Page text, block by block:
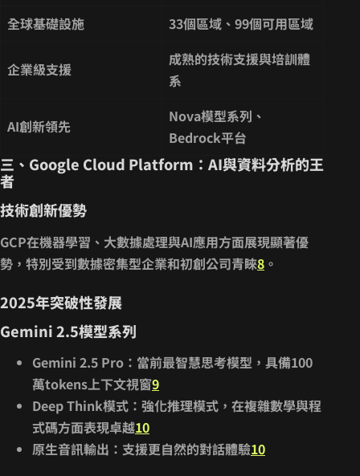
全球基礎設施 33個區域、99個可用區域
企業級支援
成熟的技術支援與培訓體
系
AI創新領先
Nova模型系列、
Bedrock平台
三、Google Cloud Platform：AI與資料分析的王
者
技術創新優勢
GCP在機器學習、大數據處理與AI應用方面展現顯著優
勢，特別受到數據密集型企業和初創公司青睞8 。
2025年突破性發展
Gemini 2.5模型系列
Gemini 2.5 Pro ：當前最智慧思考模型，具備100
萬tokens上下文視窗9
Deep Think模式 ：強化推理模式，在複雜數學與程
式碼方面表現卓越10
原生音訊輸出 ：支援更自然的對話體驗10